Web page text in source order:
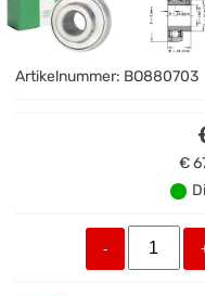
Artikelnummer: BO880703
€
-